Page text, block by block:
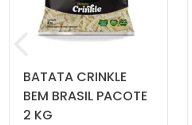
BATATA CRINKLE
BEM BRASIL PACOTE
2 KG